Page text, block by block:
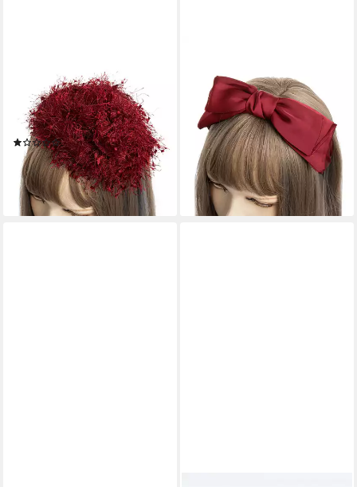
Haarreif Fascinator Haarreif
Hut mit Scheife Headband
Braut Kopfschmuck,
Fascinator Cocktail Headwear
(1)
19,99 €
lieferbar - in 3-4 Werktagen bei dir
+1
Schleife Satin bezogen,
Damen Haareifen Haarband
Satin
16,99 €
lieferbar - in 3-4 Werktagen bei dir